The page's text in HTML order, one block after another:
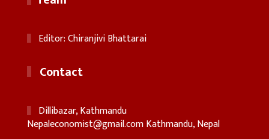
Editor: Chiranjivi Bhattarai
Contact
Dillibazar, Kathmandu
Nepaleconomist@gmail.comKathmandu, Nepal